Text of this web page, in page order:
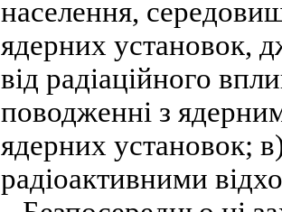
населення,
ядерних установок,
від радіаційного
поводженні з
ядерних установок;
радіоактивними